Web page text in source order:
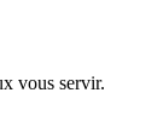
vous servir.